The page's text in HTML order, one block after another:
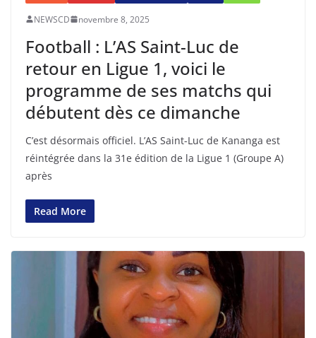
NEWSCD novembre 8, 2025
Football : L’AS Saint-Luc de
retour en Ligue 1, voici le
programme de ses matchs qui
débutent dès ce dimanche
C’est désormais officiel. L’AS Saint-Luc de Kananga est
réintégrée dans la 31e édition de la Ligue 1 (Groupe A)
après
Read More